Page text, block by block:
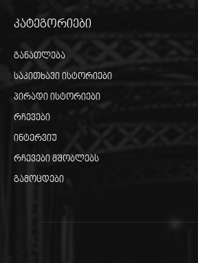
კატეგორიები
განათლება
საკითხავი ისტორიები
პირადი ისტორიები
რჩევები
ინტერვიუ
რჩევები მშობლებს
გამოცდები